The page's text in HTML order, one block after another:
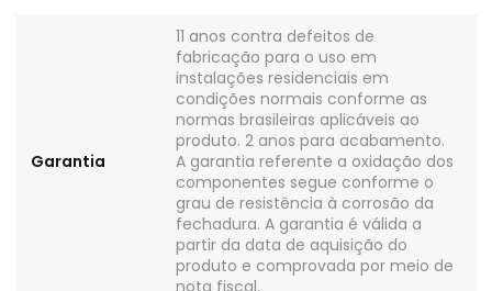
Garantia
11 anos contra defeitos de
fabricação para o uso em
instalações residenciais em
condições normais conforme as
normas brasileiras aplicáveis ao
produto. 2 anos para acabamento.
A garantia referente a oxidação dos
componentes segue conforme o
grau de resistência à corrosão da
fechadura. A garantia é válida a
partir da data de aquisição do
produto e comprovada por meio de
nota fiscal.